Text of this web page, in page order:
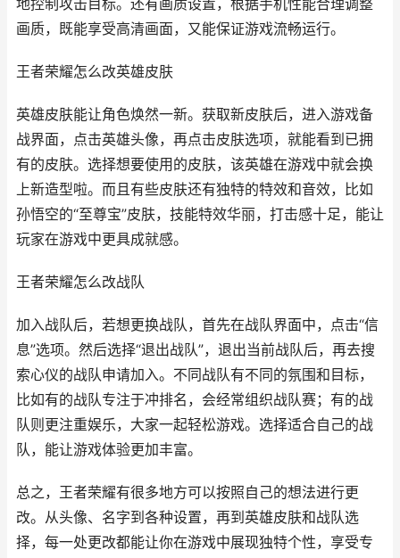
地控制攻击目标。还有画质设置，根据手机性能合理调整
画质，既能享受高清画面，又能保证游戏流畅运行。
王者荣耀怎么改英雄皮肤
英雄皮肤能让角色焕然一新。获取新皮肤后，进入游戏备
战界面，点击英雄头像，再点击皮肤选项，就能看到已拥
有的皮肤。选择想要使用的皮肤，该英雄在游戏中就会换
上新造型啦。而且有些皮肤还有独特的特效和音效，比如
孙悟空的“至尊宝”皮肤，技能特效华丽，打击感十足，能让
玩家在游戏中更具成就感。
王者荣耀怎么改战队
加入战队后，若想更换战队，首先在战队界面中，点击“信
息”选项。然后选择“退出战队”，退出当前战队后，再去搜
索心仪的战队申请加入。不同战队有不同的氛围和目标，
比如有的战队专注于冲排名，会经常组织战队赛；有的战
队则更注重娱乐，大家一起轻松游戏。选择适合自己的战
队，能让游戏体验更加丰富。
总之，王者荣耀有很多地方可以按照自己的想法进行更
改。从头像、名字到各种设置，再到英雄皮肤和战队选
择，每一处更改都能让你在游戏中展现独特个性，享受专